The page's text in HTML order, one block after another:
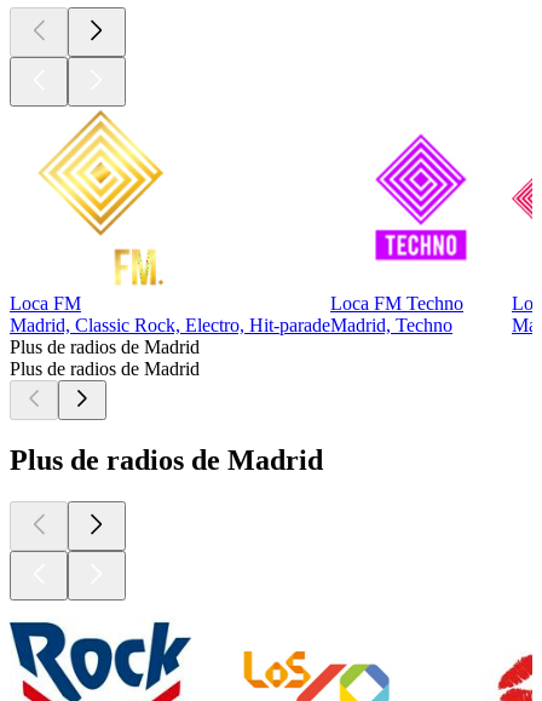
Loca FM
Madrid, Classic Rock, Electro, Hit-parade
Loca FM Techno
Madrid, Techno
Plus de radios de Madrid
Plus de radios de Madrid
Plus de radios de Madrid